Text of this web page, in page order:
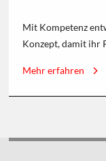
Mit Kompetenz
Konzept, damit ihr
Mehr erfahren